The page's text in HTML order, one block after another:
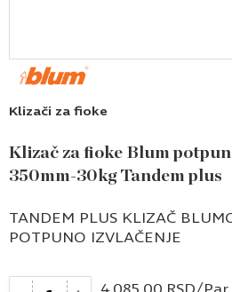
Klizači za fioke
Klizač za fioke Blum
350mm-30kg Tandem plus
TANDEM PLUS KLIZAČ
POTPUNO IZVLAČENJE
Količina